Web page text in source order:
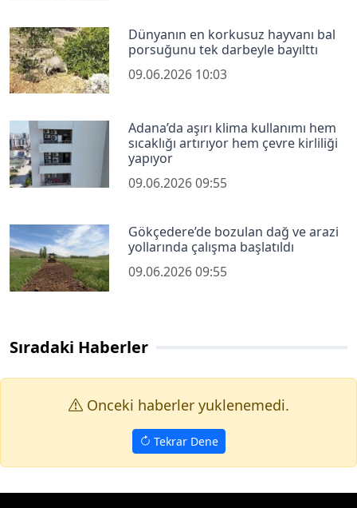
Dünyanın en korkusuz hayvanı bal
porsuğunu tek darbeyle bayılttı
09.06.2026 10:03
Adana’da aşırı klima kullanımı hem
sıcaklığı artırıyor hem çevre kirliliği
yapıyor
09.06.2026 09:55
Gökçedere’de bozulan dağ ve arazi
yollarında çalışma başlatıldı
09.06.2026 09:55
Sıradaki Haberler
Onceki haberler yuklenemedi.
Tekrar Dene